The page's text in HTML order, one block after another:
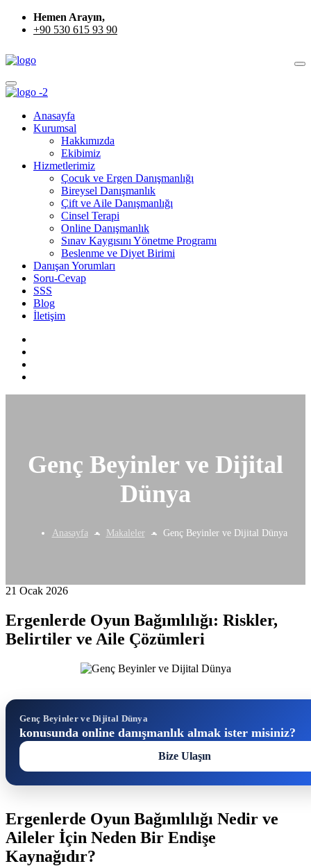
Hemen Arayın,
+90 530 615 93 90
Anasayfa
Kurumsal
Hakkımızda
Ekibimiz
Hizmetlerimiz
Çocuk ve Ergen Danışmanlığı
Bireysel Danışmanlık
Çift ve Aile Danışmanlığı
Cinsel Terapi
Online Danışmanlık
Sınav Kaygısını Yönetme Programı
Beslenme ve Diyet Birimi
Danışan Yorumları
Soru-Cevap
SSS
Blog
İletişim
Genç Beyinler ve Dijital
Dünya
Anasayfa Makaleler Genç Beyinler ve Dijital Dünya
21 Ocak 2026
Ergenlerde Oyun Bağımlılığı: Riskler,
Belirtiler ve Aile Çözümleri
Genç Beyinler ve Dijital Dünya
konusunda online danışmanlık almak ister misiniz?
Bize Ulaşın
Ergenlerde Oyun Bağımlılığı Nedir ve
Aileler İçin Neden Bir Endişe
Kaynağıdır?